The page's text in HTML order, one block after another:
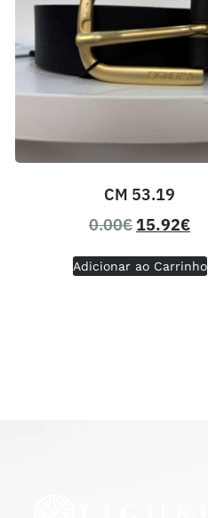
CM 53.19
0.00€ 15.92€
Adicionar ao Carrinho